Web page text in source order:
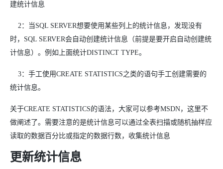
建统计信息
2：当SQL SERVER想要使用某些列上的统计信息，发现没有
时，SQL SERVER会自动创建统计信息（前提是要开启自动创建统
计信息）。例如上面统计DISTINCT TYPE。
3：手工使用CREATE STATISTICS之类的语句手工创建需要的
统计信息。
关于CREATE STATISTICS的语法，大家可以参考MSDN，这里不
做阐述了。需要注意的是统计信息可以通过全表扫描或随机抽样应
读取的数据百分比或指定的数据行数，收集统计信息
更新统计信息